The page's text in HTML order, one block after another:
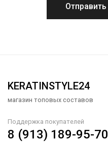
KERATINSTYLE24
магазин топовых составов
Поддержка покупателей
8 (913) 189-95-70